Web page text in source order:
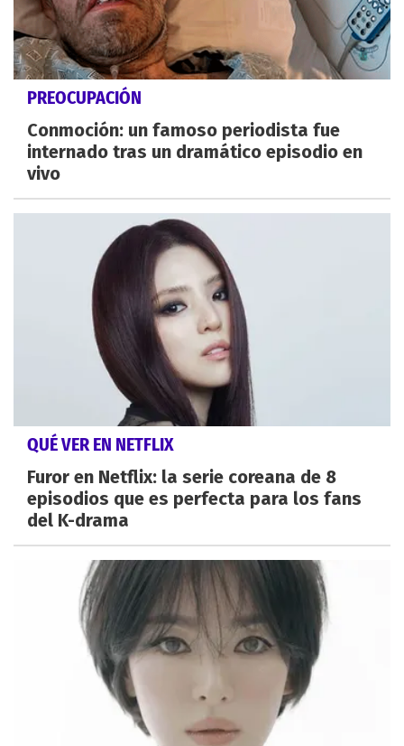
PREOCUPACIÓN
Conmoción: un famoso periodista fue
internado tras un dramático episodio en
vivo
QUÉ VER EN NETFLIX
Furor en Netflix: la serie coreana de 8
episodios que es perfecta para los fans
del K-drama